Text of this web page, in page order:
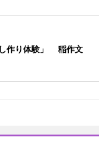
作り体験」 稲作文